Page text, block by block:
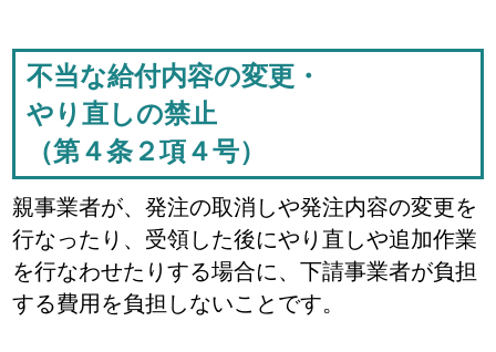
不当な給付内容の変更・
やり直しの禁止
（第４条２項４号）
親事業者が、発注の取消しや発注内容の変更を
行なったり、受領した後にやり直しや追加作業
を行なわせたりする場合に、下請事業者が負担
する費用を負担しないことです。